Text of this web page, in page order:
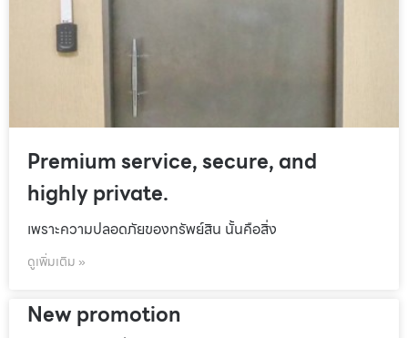
Premium service, secure, and
highly private.
เพราะความปลอดภัยของทรัพย์สิน นั้นคือสิ่ง
ดูเพิ่มเติม »
New promotion